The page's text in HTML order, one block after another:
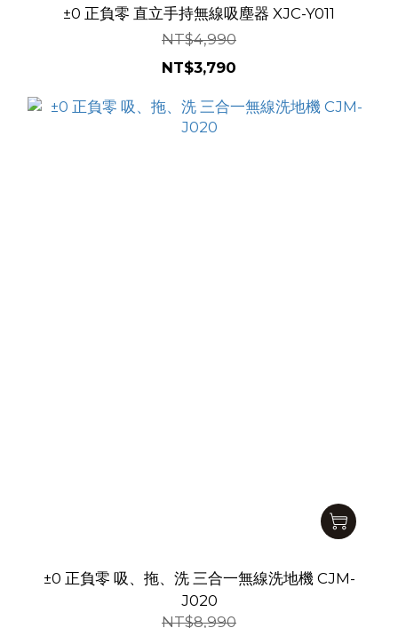
±0 正負零 直立手持無線吸塵器 XJC-Y011
NT$4,990
NT$3,790
±0 正負零 吸、拖、洗 三合一無線洗地機 CJM-
J020
NT$8,990